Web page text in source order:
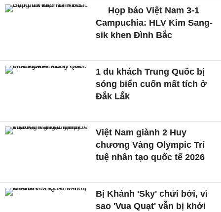
Họp báo Việt Nam 3-1
Campuchia: HLV Kim Sang-
sik khen Đình Bắc
1 du khách Trung Quốc bị
sóng biển cuốn mất tích ở
Đắk Lắk
Việt Nam giành 2 Huy
chương Vàng Olympic Trí
tuệ nhân tạo quốc tế 2026
Bị Khánh 'Sky' chửi bới, vì
sao 'Vua Quạt' vẫn bị khởi